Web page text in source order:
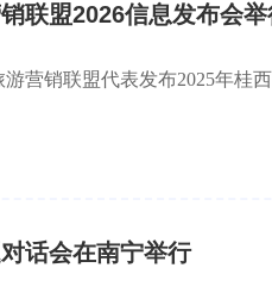
联盟2026信息发布会举
营销联盟代表发布2025年桂
话会在南宁举行